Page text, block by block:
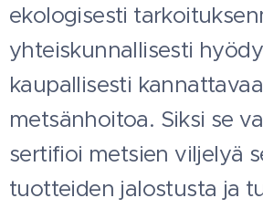
ekologisesti
yhteiskunnallisesti
kaupallisesti kannattavaa
metsänhoitoa. Siksi se
sertifioi metsien viljelyä
tuotteiden jalostusta ja